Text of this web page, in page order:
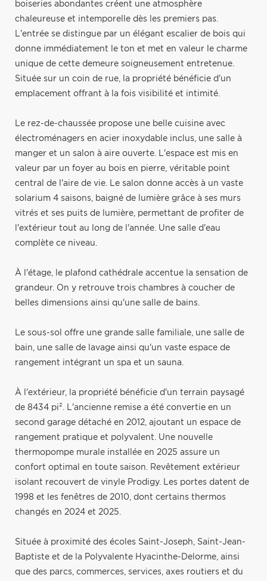
boiseries abondantes créent une atmosphère
chaleureuse et intemporelle dès les premiers pas.
L'entrée se distingue par un élégant escalier de bois qui
donne immédiatement le ton et met en valeur le charme
unique de cette demeure soigneusement entretenue.
Située sur un coin de rue, la propriété bénéficie d'un
emplacement offrant à la fois visibilité et intimité.
Le rez-de-chaussée propose une belle cuisine avec
électroménagers en acier inoxydable inclus, une salle à
manger et un salon à aire ouverte. L'espace est mis en
valeur par un foyer au bois en pierre, véritable point
central de l'aire de vie. Le salon donne accès à un vaste
solarium 4 saisons, baigné de lumière grâce à ses murs
vitrés et ses puits de lumière, permettant de profiter de
l'extérieur tout au long de l'année. Une salle d'eau
complète ce niveau.
À l'étage, le plafond cathédrale accentue la sensation de
grandeur. On y retrouve trois chambres à coucher de
belles dimensions ainsi qu'une salle de bains.
Le sous-sol offre une grande salle familiale, une salle de
bain, une salle de lavage ainsi qu'un vaste espace de
rangement intégrant un spa et un sauna.
À l'extérieur, la propriété bénéficie d'un terrain paysagé
de 8434 pi². L'ancienne remise a été convertie en un
second garage détaché en 2012, ajoutant un espace de
rangement pratique et polyvalent. Une nouvelle
thermopompe murale installée en 2025 assure un
confort optimal en toute saison. Revêtement extérieur
isolant recouvert de vinyle Prodigy. Les portes datent de
1998 et les fenêtres de 2010, dont certains thermos
changés en 2024 et 2025.
Située à proximité des écoles Saint-Joseph, Saint-Jean-
Baptiste et de la Polyvalente Hyacinthe-Delorme, ainsi
que des parcs, commerces, services, axes routiers et du